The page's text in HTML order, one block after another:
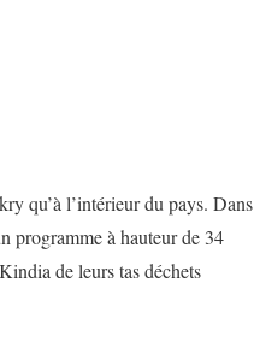
qu’à l’intérieur du pays. Dans
programme à hauteur de 34
de leurs tas déchets